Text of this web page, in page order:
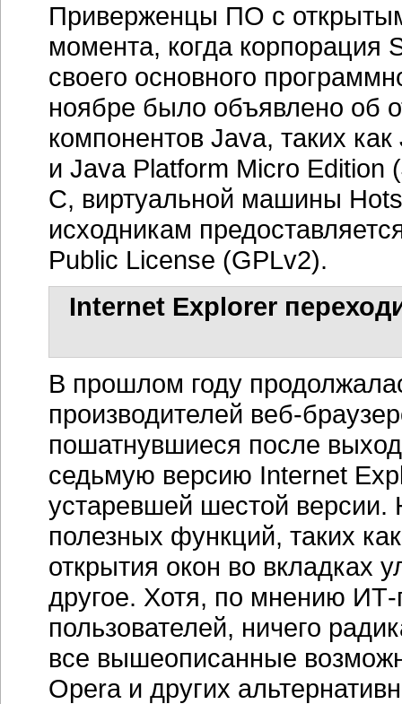
Приверженцы ПО с
момента, когда корпорация
своего основного
ноябре было объявлено об
компонентов Java, таких
и Java Platform Micro Edition
C, виртуальной машины
исходникам
Public License (GPLv2).
Internet Explorer
В прошлом году
производителей веб-
пошатнувшиеся после
седьмую версию Internet
устаревшей шестой
полезных функций, таких
открытия окон во вкладках
другое. Хотя, по мнению
пользователей, ничего
все вышеописанные
Opera и других